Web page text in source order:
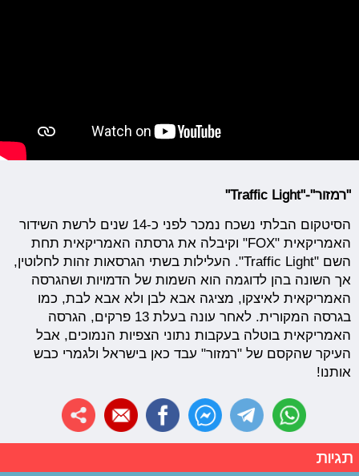
"רמזור"-"Traffic Light"
הסיטקום הבלתי נשכח נמכר לפני כ-14 שנים לרשת השידור
האמריקאית "FOX" וקיבלה את גרסתה האמריקאית תחת
השם "Traffic Light". העלילות בשתי הגרסאות זהות לחלוטין,
אך השונה בהן לדוגמה הוא השמות של הדמויות ושהגרסה
האמריקאית לאיצקו, מציגה אבא לבן ולא אבא לבת, כמו
בגרסה המקורית. לאחר עונה בעלת 13 פרקים, הגרסה
האמריקאית בוטלה בעקבות נתוני הצפיות הנמוכים, אבל
העיקר שהקסם של "רמזור" עבד כאן בישראל ולגמרי כבש
אותנו!
תגיות